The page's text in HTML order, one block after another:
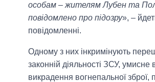
особам – жителям Лубен та
повідомлено про підозру», –
повідомленні.
Одному з них інкримінують
законній діяльності ЗСУ, умисне
викрадення вогнепальної зброї,